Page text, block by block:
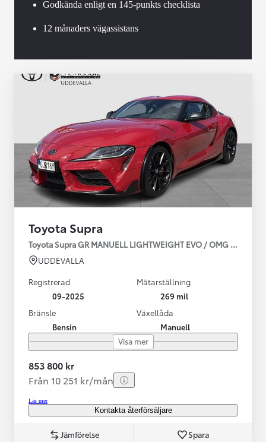
Godkända enligt en 145-punkts checklista
12 månaders vägassistans
Toyota Supra
Toyota Supra GR MANUELL LIGHTWEIGHT EVO / OMG LEV!
UDDEVALLA
Registrerad
09-2025
Mätarställning
269 mil
Bränsle
Bensin
Växellåda
Manuell
Visa mer
853 800 kr
Från 10 251 kr/mån
Läs mer
Kontakta återförsäljare
Jämförelse Spara